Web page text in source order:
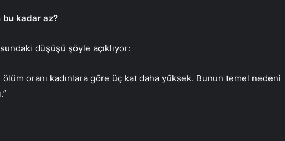
bu kadar az?
düşüşü şöyle açıklıyor:
oranı kadınlara göre üç kat daha yüksek. Bunun temel nedeni